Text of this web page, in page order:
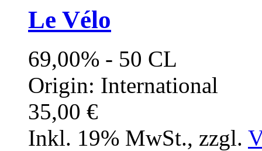
Le Vélo
69,00% - 50 CL
Origin: International
35,00 €
Inkl. 19% MwSt., zzgl.